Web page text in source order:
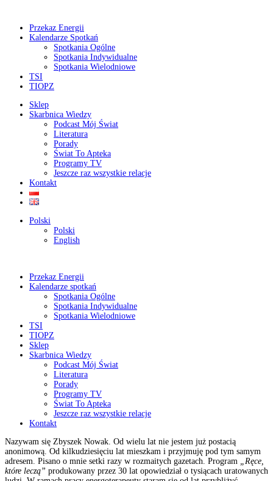
Przekaz Energii
Kalendarze Spotkań
Spotkania Ogólne
Spotkania Indywidualne
Spotkania Wielodniowe
TSI
TIOPZ
Sklep
Skarbnica Wiedzy
Podcast Mój Świat
Literatura
Porady
Świat To Apteka
Programy TV
Jeszcze raz wszystkie relacje
Kontakt
Polski
Polski
English
Przekaz Energii
Kalendarze spotkań
Spotkania Ogólne
Spotkania Indywidualne
Spotkania Wielodniowe
TSI
TIOPZ
Sklep
Skarbnica Wiedzy
Podcast Mój Świat
Literatura
Porady
Programy TV
Świat To Apteka
Jeszcze raz wszystkie relacje
Kontakt
Nazywam się Zbyszek Nowak. Od wielu lat nie jestem już postacią
anonimową. Od kilkudziesięciu lat mieszkam i przyjmuję pod tym samym
adresem. Pisano o mnie setki razy w rozmaitych gazetach. Program „Ręce,
które leczą” produkowany przez 30 lat opowiedział o tysiącach uratowanych